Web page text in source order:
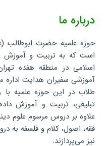
درباره ما
حوزه علمیه حضرت ابوطالب
است که به تربیت و آموزش
اسلامی در منطقه هفده
آموزشی سفیران هدایت
طلاب در این حوزه علمیه با
تبلیغی، تربیت و آموزش
علاوه بر دروس مرسوم علوم
فقه، اصول، کلام و فلسفه به
نیز می‌پردازند.